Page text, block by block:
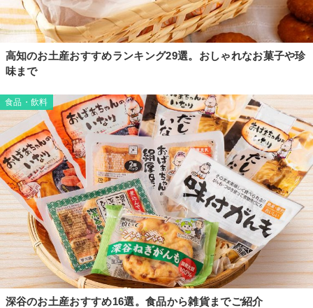
高知のお土産おすすめランキング29選。おしゃれなお菓子や珍
味まで
食品・飲料
深谷のお土産おすすめ16選。食品から雑貨までご紹介